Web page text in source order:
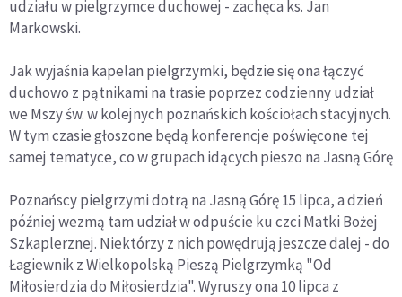
udziału w pielgrzymce duchowej - zachęca ks. Jan
Markowski.
Jak wyjaśnia kapelan pielgrzymki, będzie się ona łączyć
duchowo z pątnikami na trasie poprzez codzienny udział
we Mszy św. w kolejnych poznańskich kościołach stacyjnych.
W tym czasie głoszone będą konferencje poświęcone tej
samej tematyce, co w grupach idących pieszo na Jasną Górę
Poznańscy pielgrzymi dotrą na Jasną Górę 15 lipca, a dzień
później wezmą tam udział w odpuście ku czci Matki Bożej
Szkaplerznej. Niektórzy z nich powędrują jeszcze dalej - do
Łagiewnik z Wielkopolską Pieszą Pielgrzymką "Od
Miłosierdzia do Miłosierdzia". Wyruszy ona 10 lipca z